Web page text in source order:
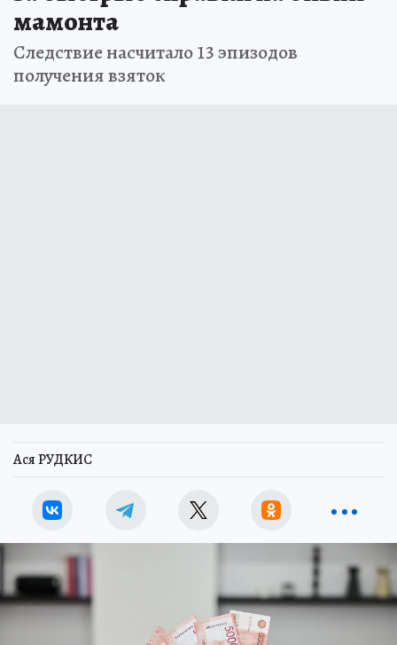
мамонта
Следствие насчитало 13 эпизодов
получения взяток
Ася РУДКИС